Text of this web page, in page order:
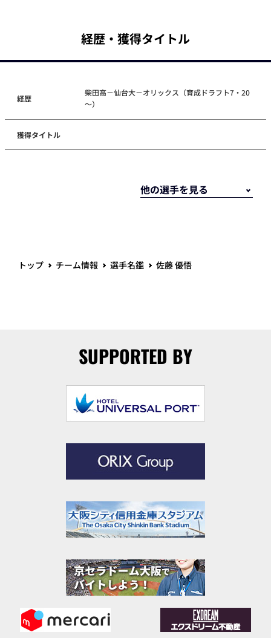
経歴・獲得タイトル
経歴
柴田高－仙台大－オリックス（育成ドラフト7・20
～）
獲得タイトル
トップ チーム情報 選手名鑑 佐藤 優悟
SUPPORTED BY